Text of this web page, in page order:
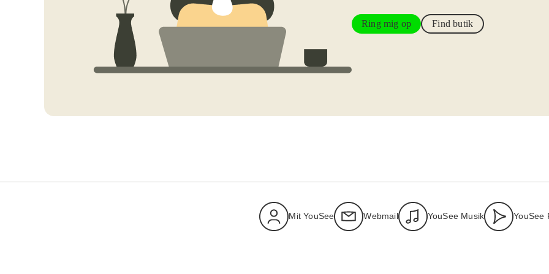
Ring mig op Find butik
Mit YouSee Webmail YouSee Musik YouSee